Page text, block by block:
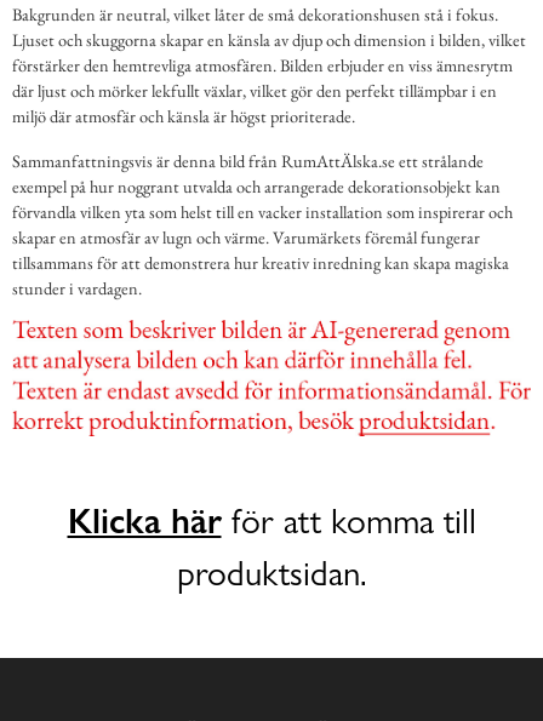
Bakgrunden är neutral, vilket låter de små dekorationshusen stå i fokus.
Ljuset och skuggorna skapar en känsla av djup och dimension i bilden, vilket
förstärker den hemtrevliga atmosfären. Bilden erbjuder en viss ämnesrytm
där ljust och mörker lekfullt växlar, vilket gör den perfekt tillämpbar i en
miljö där atmosfär och känsla är högst prioriterade.
Sammanfattningsvis är denna bild från RumAttÄlska.se ett strålande
exempel på hur noggrant utvalda och arrangerade dekorationsobjekt kan
förvandla vilken yta som helst till en vacker installation som inspirerar och
skapar en atmosfär av lugn och värme. Varumärkets föremål fungerar
tillsammans för att demonstrera hur kreativ inredning kan skapa magiska
stunder i vardagen.
Klicka härför att komma till
produktsidan.